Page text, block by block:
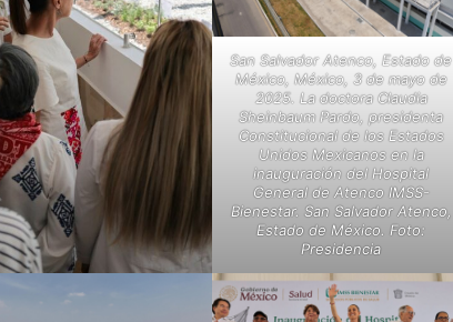
San Salvador Atenco, Estado de
México, México, 3 de mayo de
2025. La doctora Claudia
Sheinbaum Pardo, presidenta
Constitucional de los Estados
Unidos Mexicanos en la
inauguración del Hospital
General de Atenco IMSS-
Bienestar. San Salvador Atenco,
Estado de México. Foto:
Presidencia